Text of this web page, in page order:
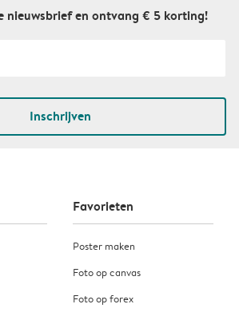
nieuwsbrief en ontvang € 5 korting!
Inschrijven
Favorieten
Poster maken
Foto op canvas
Foto op forex